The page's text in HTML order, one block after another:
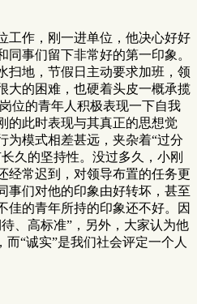
工作，刚一进单位，他决心好好
事们留下非常好的第一印象。
扫地，节假日主动要求加班，领
大的困难，也硬着头皮一概承揽
位的青年人积极表现一下自我
的此时表现与其真正的思想觉
为模式相差甚远，夹杂着“过分
久的坚持性。没过多久，小刚
经常迟到，对领导布置的任务更
事们对他的印象由好转坏，甚至
佳的青年所持的印象还不好。因
、高标准”，另外，大家认为他
而“诚实”是我们社会评定一个人